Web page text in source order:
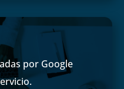
por Google